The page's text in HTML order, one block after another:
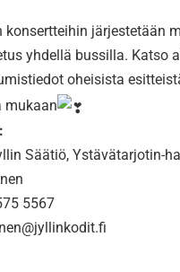
konsertteihin järjestetään
yhdellä bussilla. Katso
oheisista
mukaan
Säätiö, Ystävätarjotin-
5567